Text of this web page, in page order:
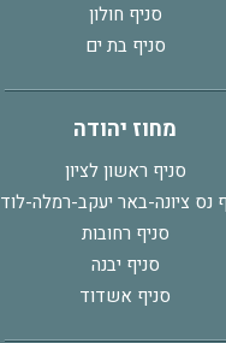
סניף חולון
סניף בת ים
מחוז יהודה
סניף ראשון לציון
נס ציונה-באר יעקב-רמלה-לוד
סניף רחובות
סניף יבנה
סניף אשדוד